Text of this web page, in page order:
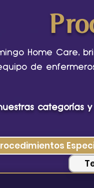
Home Care,
de
categorías